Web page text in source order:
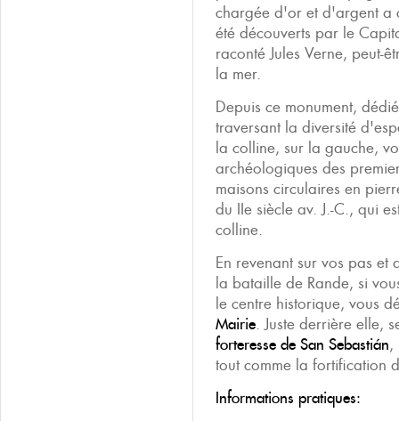
chargée d'or et d'argent a
été découverts par le
raconté Jules Verne, peut-
la mer.
Depuis ce monument,
traversant la diversité
la colline, sur la gauche,
archéologiques des
maisons circulaires en
du IIe siècle av. J.-C., qui
colline.
En revenant sur vos pas et
la bataille de Rande, si
le centre historique, vous
Mairie. Juste derrière elle,
forteresse de San Sebastián,
tout comme la fortification
Informations pratiques: